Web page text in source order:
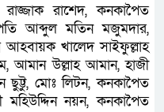
রাশেদ, কনকাপৈত
আব্দুল মতিন মজুমদার,
খালেদ সাইফুল্লাহ
আমান উল্লাহ আমান, হাজী
ছুট্টু, মোঃ লিটন, কনকাপৈত
নয়ন, কনকাপৈত